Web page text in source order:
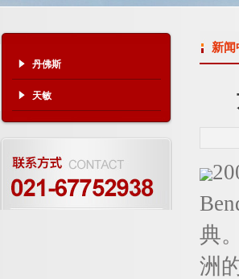
丹佛斯
天敏
新闻
典
洲